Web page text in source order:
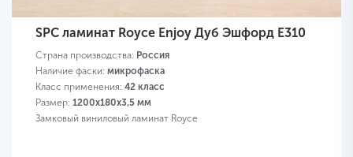
SPC ламинат Royce Enjoy Дуб Эшфорд Е310
Страна производства: Россия
Наличие фаски: микрофаска
Класс применения: 42 класс
Размер: 1200х180х3,5 мм
Замковый виниловый ламинат Royce